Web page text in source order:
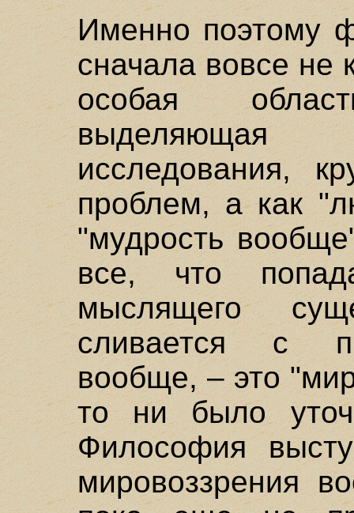
Именно поэтому
сначала вовсе не
особая
выделяющая
исследования,
проблем, а как
"мудрость
все, что
мыслящего
сливается с
вообще, – это
то ни было
Философия
мировоззрения